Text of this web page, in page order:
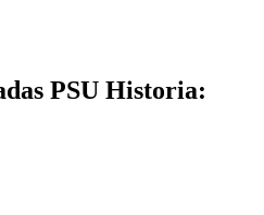
PSU Historia: